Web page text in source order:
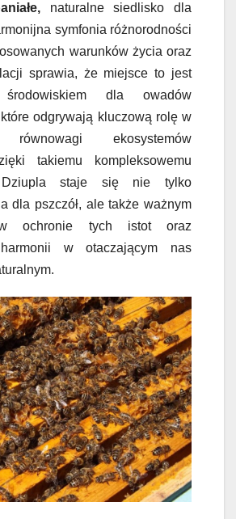
naturalne siedlisko dla
symfonia różnorodności
warunków życia oraz
sprawia, że miejsce to jest
środowiskiem dla owadów
odgrywają kluczową rolę w
równowagi ekosystemów
takiemu kompleksowemu
Dziupla staje się nie tylko
dla pszczół, ale także ważnym
w ochronie tych istot oraz
w otaczającym nas